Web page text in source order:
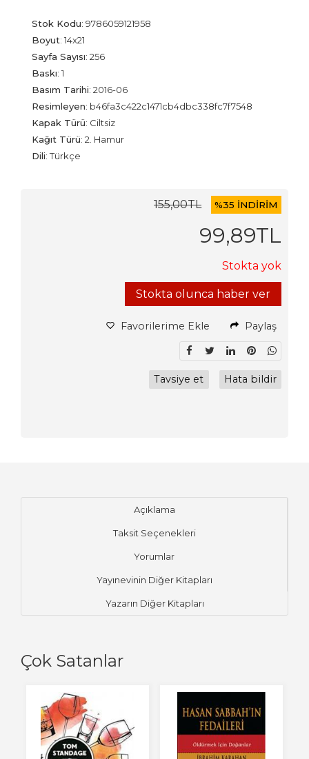
Stok Kodu: 9786059121958
Boyut: 14x21
Sayfa Sayısı: 256
Baskı: 1
Basım Tarihi: 2016-06
Resimleyen: b46fa3c422c1471cb4dbc338fc7f7548
Kapak Türü: Ciltsiz
Kağıt Türü: 2. Hamur
Dili:Türkçe
155,00TL %35 İNDİRİM
99,89TL
Stokta yok
Stokta olunca haber ver
Favorilerime Ekle Paylaş
Tavsiye et Hata bildir
Açıklama
Taksit Seçenekleri
Yorumlar
Yayınevinin Diğer Kitapları
Yazarın Diğer Kitapları
Çok Satanlar